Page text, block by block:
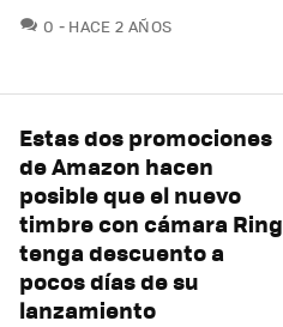
0 COMENTARIOS
HACE 2 AÑOS
Estas dos promociones
de Amazon hacen
posible que el nuevo
timbre con cámara Ring
tenga descuento a
pocos días de su
lanzamiento